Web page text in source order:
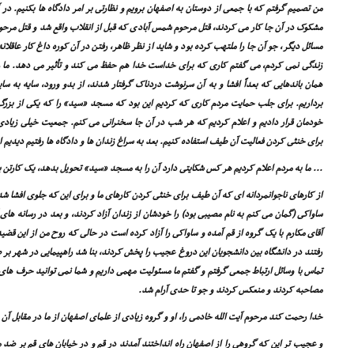
من تصمیم گرفتم که با جمعى از دوستان به اصفهان برویم و نظارتى بر امر دادگاه ها بکنیم.
مشکوک در آن جا کار مى کردند، قتل مرحوم شمس آبادى که قبل از انقلاب واقع شد و قتل
مسائل دیگر، جو آن جا را ملتهب کرده بود و شاید از نظر ظاهر، رفتن در آن کوره داغ کار
زندگى نمى کردم، مى گفتم کارى که براى خداست خدا هم حفظ مى کند و تأثیر مى دهد.
همان باندهایى که بعداً افشا و به آن سرنوشت دردناک گرفتار شدند، از بدو ورود، سایه به
برداریم. براى جلب حمایت مردم کارى که کردیم این بود که مسجد «سید» را که یکى از
خودمان قرار دادیم و اعلام کردیم که هر شب در آن جا سخنرانى مى کنم. جمعیت خیلى
براى خنثى کردن فعالیت آن طیف استفاده کنیم. بعد به سراغ زندان ها و دادگاه ها رفتیم
... ما به مردم اعلام کردیم هر کس شکایتى دارد آن را به مسجد «سید» تحویل بدهد، یک
از کارهاى ناجوانمردانه اى که آن طیف براى خنثى کردن کارهاى ما و براى این که جلوى افشا
ساواکى (گمان مى کنم به نام مصیبى بود) را خودشان از زندان آزاد کردند، و بعد در رسانه
آقاى مکارم با یک گروه از قم آمده و ساواکى را آزاد کرده است در حالى که روح من از این
رفتند در دانشگاه بین دانشجویان این دروغ عجیب را پخش کردند، بنا شد راهپیمایى در شهر بر
تماس با وسائل ارتباط جمعى گرفتم و گفتم ما مسئولیت مهمى داریم و شما نمى توانید حرف
مصاحبه کردند و منعکس کردند و جو تا حدى آرام شد.
خدا رحمت کند مرحوم آیت الله خادمى را، او و گروه زیادى از علماى اصفهان از ما در
و عجیب تر این که گروهى را از اصفهان راه انداختند آمدند در قم و در خیابان هاى قم بر ضد